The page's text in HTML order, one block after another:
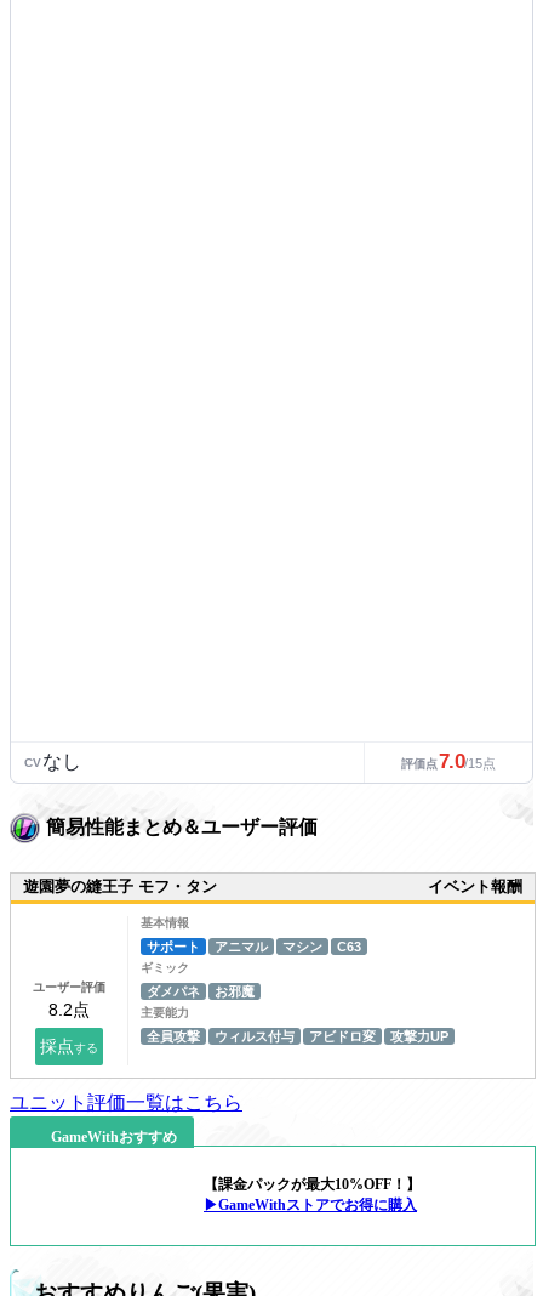
CVなし 評価点7.0/15点
簡易性能まとめ＆ユーザー評価
遊園夢の縫王子 モフ・タン イベント報酬
ユーザー評価
基本情報
サポート アニマル マシン C63
ギミック
ダメパネ お邪魔
主要能力
全員攻撃 ウィルス付与 アビドロ変 攻撃力UP
ユニット評価一覧はこちら
GameWithおすすめ
【課金パックが最大10%OFF！】
▶GameWithストアでお得に購入